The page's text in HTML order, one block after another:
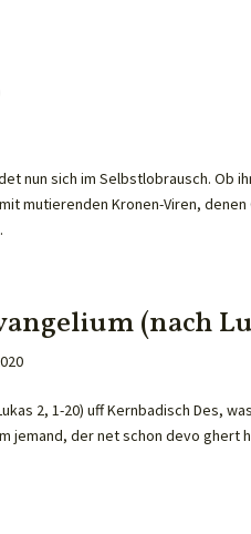
nun sich im Selbstlobrausch. Ob
mutierenden Kronen-Viren,
(nach
2, 1-20) uff Kernbadisch Des,
jemand, der net schon devo ghert